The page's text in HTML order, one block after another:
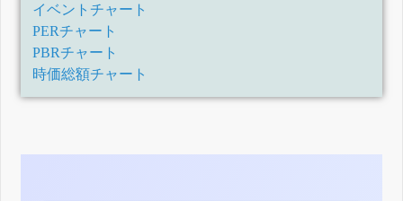
イベントチャート
PERチャート
PBRチャート
時価総額チャート